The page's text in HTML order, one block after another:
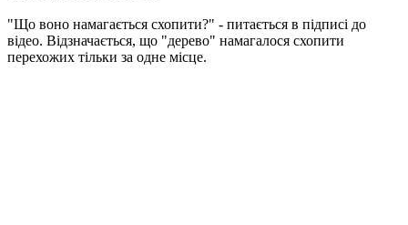
"Що воно намагається схопити?" - питається в підписі до
відео. Відзначається, що "дерево" намагалося схопити
перехожих тільки за одне місце.